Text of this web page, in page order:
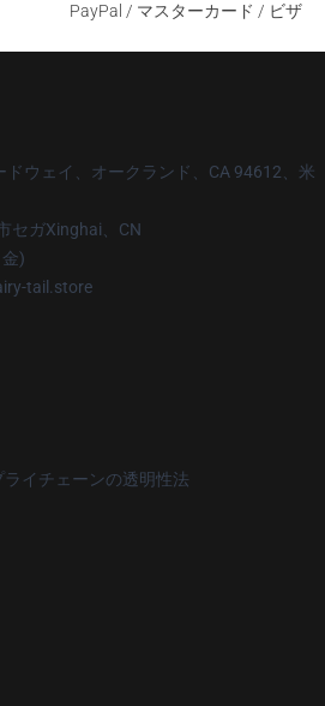
PayPal / マスターカード / ビザ
ドウェイ、オークランド、CA 94612、米
セガXinghai、CN
)
tail.store
イチェーンの透明性法